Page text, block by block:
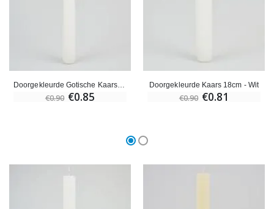
Doorgekleurde Gotische Kaars 24cm - Wit
€0.90 €0.85
Doorgekleurde Kaars 18cm - Wit
€0.90 €0.81